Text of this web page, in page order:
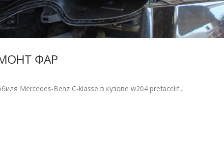
ФАР
Mercedes-Benz C-klasse в кузове w204 prefacelif...